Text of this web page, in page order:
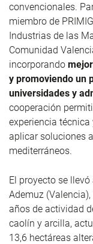
convencionales.
miembro de
Industrias de las
Comunidad
incorporando
y promoviendo un
universidades y
cooperación
experiencia
aplicar soluciones
mediterráneos.
El proyecto se llevó
Ademuz
años de actividad
caolín y arcilla,
13,6 hectáreas